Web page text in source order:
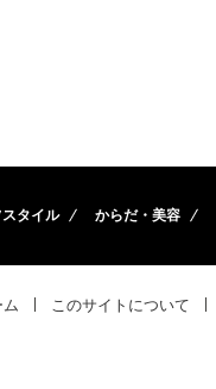
タイル からだ・美容
ム このサイトについて